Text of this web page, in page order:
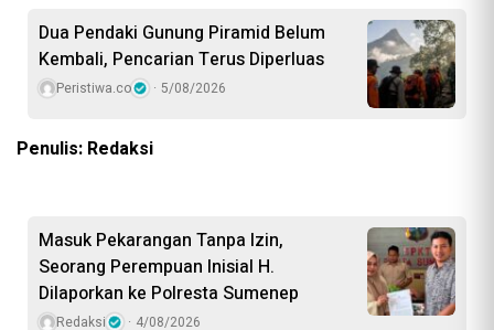
Dua Pendaki Gunung Piramid Belum
Kembali, Pencarian Terus Diperluas
Peristiwa.co 5/08/2026
Penulis: Redaksi
Masuk Pekarangan Tanpa Izin,
Seorang Perempuan Inisial H.
Dilaporkan ke Polresta Sumenep
Redaksi 4/08/2026